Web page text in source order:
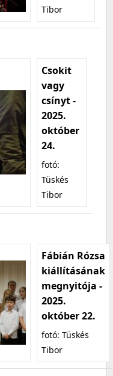
Tibor
Csokit
vagy
csínyt -
2025.
október
24.
fotó:
Tüskés
Tibor
Fábián Rózsa
kiállításának
megnyitója -
2025.
október 22.
fotó: Tüskés
Tibor